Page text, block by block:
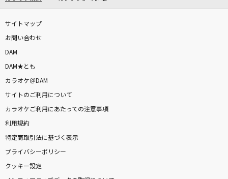
サイトマップ
お問い合わせ
DAM
DAM★とも
カラオケ＠DAM
サイトのご利用について
カラオケご利用にあたっての注意事項
利用規約
特定商取引法に基づく表示
プライバシーポリシー
クッキー設定